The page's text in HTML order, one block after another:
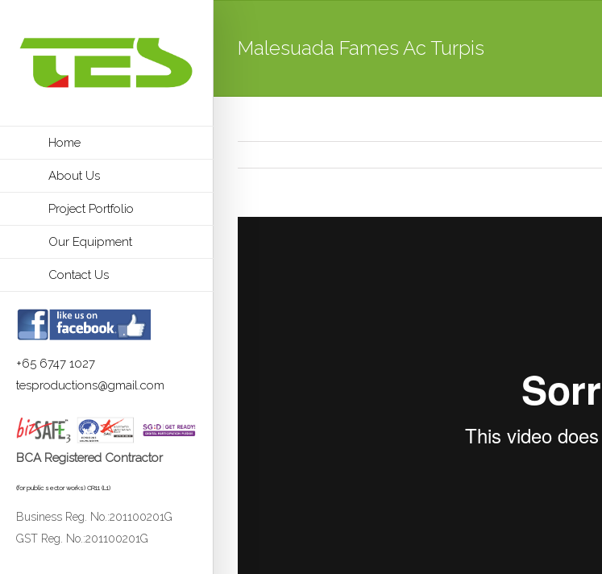
Home
About Us
Project Portfolio
Our Equipment
Contact Us
+65 6747 1027
tesproductions@gmail.com
BCA Registered Contractor
(for public sector works) CR11 (L1)
Business Reg. No.:201100201G
GST Reg. No.:201100201G
Malesuada Fames Ac Turpis